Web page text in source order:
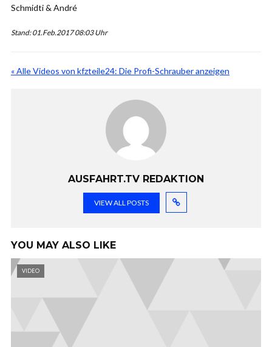
Schmidti & André
Stand: 01.Feb.2017 08:03 Uhr
« Alle Videos von kfzteile24: Die Profi-Schrauber anzeigen
AUSFAHRT.TV REDAKTION
VIEW ALL POSTS
YOU MAY ALSO LIKE
VIDEO